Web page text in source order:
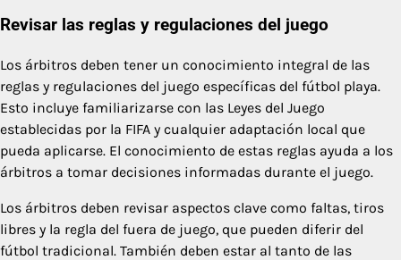
Revisar las reglas y regulaciones del juego
Los árbitros deben tener un conocimiento integral de las
reglas y regulaciones del juego específicas del fútbol playa.
Esto incluye familiarizarse con las Leyes del Juego
establecidas por la FIFA y cualquier adaptación local que
pueda aplicarse. El conocimiento de estas reglas ayuda a los
árbitros a tomar decisiones informadas durante el juego.
Los árbitros deben revisar aspectos clave como faltas, tiros
libres y la regla del fuera de juego, que pueden diferir del
fútbol tradicional. También deben estar al tanto de las